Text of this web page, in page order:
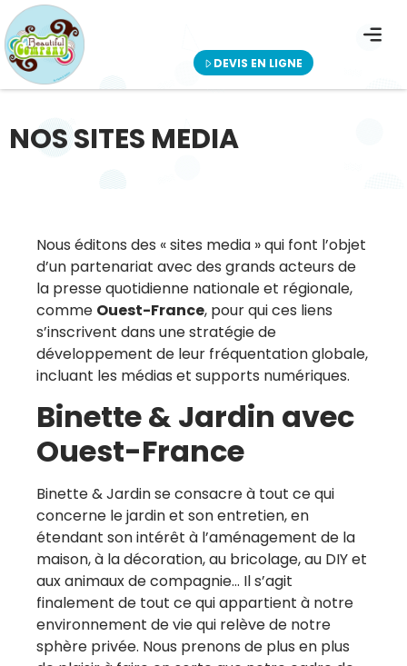
DEVIS EN LIGNE
NOS SITES MEDIA
Nous éditons des « sites media » qui font l’objet
d’un partenariat avec des grands acteurs de
la presse quotidienne nationale et régionale,
comme Ouest-France, pour qui ces liens
s’inscrivent dans une stratégie de
développement de leur fréquentation globale,
incluant les médias et supports numériques.
Binette & Jardin avec
Ouest-France
Binette & Jardin se consacre à tout ce qui
concerne le jardin et son entretien, en
étendant son intérêt à l’aménagement de la
maison, à la décoration, au bricolage, au DIY et
aux animaux de compagnie… Il s’agit
finalement de tout ce qui appartient à notre
environnement de vie qui relève de notre
sphère privée. Nous prenons de plus en plus